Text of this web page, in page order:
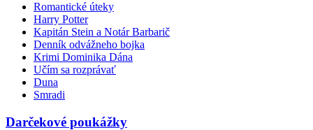
Romantické úteky
Harry Potter
Kapitán Stein a Notár Barbarič
Denník odvážneho bojka
Krimi Dominika Dána
Učím sa rozprávať
Duna
Smradi
Darčekové poukážky